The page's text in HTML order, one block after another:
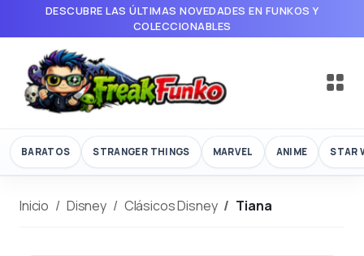
DESCUBRE LAS ÚLTIMAS NOVEDADES EN FUNKOS Y
COLECCIONABLES
BARATOS STRANGER THINGS MARVEL ANIME STAR
Inicio Disney Clásicos Disney Tiana